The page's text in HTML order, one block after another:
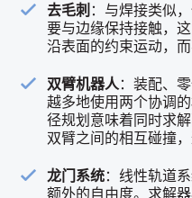
去毛刺 ：与焊接类似
要与边缘保持接触，
沿表面的约束运动，
双臂机器人：装配、
越多地使用两个协调
径规划意味着同时求
双臂之间的相互碰撞
龙门系统：线性轨道
额外的自由度。求解